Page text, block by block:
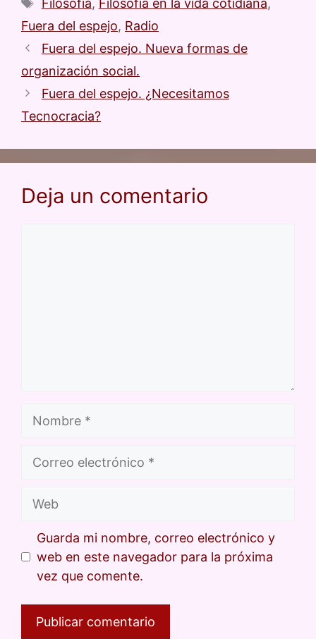
o
o
k
p
p
y
ar
tir
Filosofía, Filosofía en la vida cotidiana,
Fuera del espejo, Radio
Fuera del espejo. Nueva formas de
organización social.
Fuera del espejo. ¿Necesitamos
Tecnocracia?
Deja un comentario
Guarda mi nombre, correo electrónico y
web en este navegador para la próxima
vez que comente.